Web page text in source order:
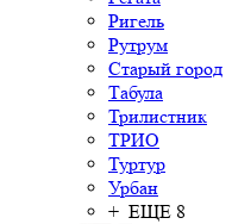
Ригель
Рутрум
Старый город
Табула
Трилистник
ТРИО
Туртур
Урбан
+ ЕЩЕ 8